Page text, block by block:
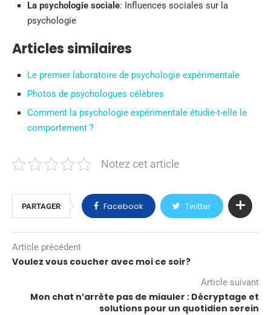
La psychologie sociale: Influences sociales sur la
psychologie
Articles similaires
Le premier laboratoire de psychologie expérimentale
Photos de psychologues célèbres
Comment la psychologie expérimentale étudie-t-elle le
comportement ?
Notez cet article
PARTAGER Facebook Twitter
Article précédent
Voulez vous coucher avec moi ce soir?
Article suivant
Mon chat n’arrête pas de miauler : Décryptage et
solutions pour un quotidien serein